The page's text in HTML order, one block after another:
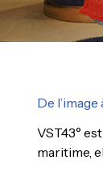
De l’image
VST43°
maritime,